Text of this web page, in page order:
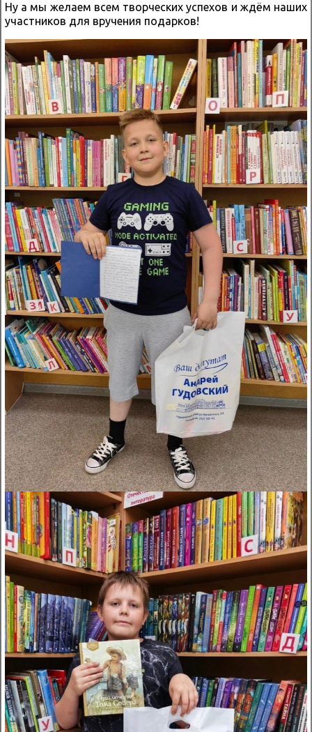
Ну а мы желаем всем творческих успехов и ждём наших
участников для вручения подарков!